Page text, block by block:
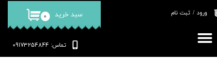
تماس: 09173254844
۰ سبد خرید ورود / ثبت نام
حساب کاربری من
تغییر گذر واژه